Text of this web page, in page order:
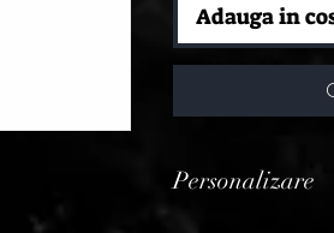
Adauga in
Personalizare